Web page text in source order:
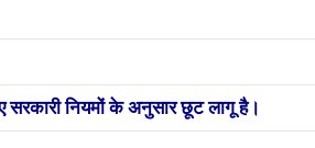
नियमों के अनुसार छूट लागू है।